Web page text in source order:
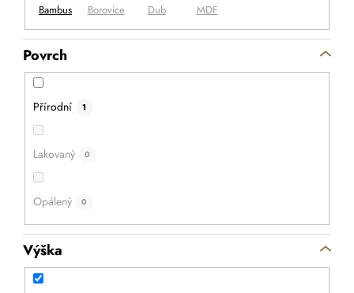
Povrch
Přírodní 1
Lakovaný 0
Opálený 0
Výška